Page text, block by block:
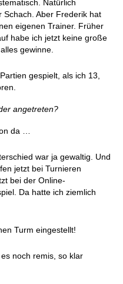
Natürlich
Schach. Aber Frederik hat
eigenen Trainer. Früher
habe ich jetzt keine große
gewinne.
gespielt, als ich 13,
angetreten?
da …
war ja gewaltig. Und
jetzt bei Turnieren
bei der Online-
Da hatte ich ziemlich
Turm eingestellt!
noch remis, so klar